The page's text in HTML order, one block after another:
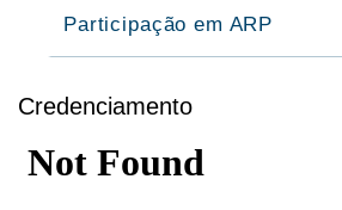
Credenciamento
Participação em ARP